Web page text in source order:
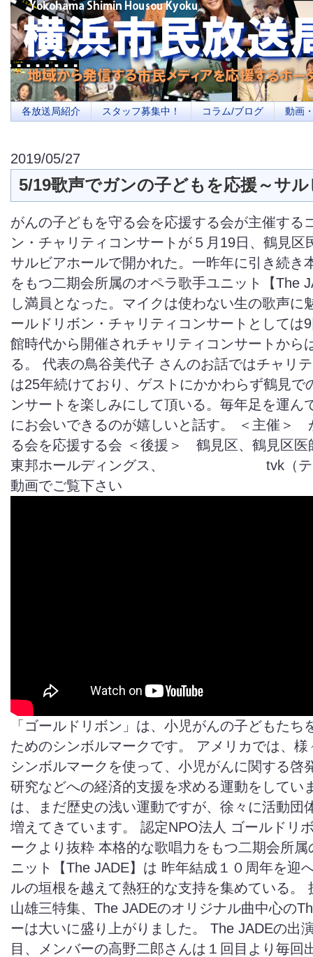
横浜の地域メディア、地域・市民・放送局・メディアを応援するポータルサ
を目指します
各放送局紹介 スタッフ募集中！ コラム/ブログ 動画
2019/05/27
5/19歌声でガンの子どもを応援～サ
がんの子どもを守る会を応援する会が主催する
ン・チャリティコンサートが５月19日、鶴見区
サルビアホールで開かれた。一昨年に引き続き
をもつ二期会所属のオペラ歌手ユニット【The
し満員となった。マイクは使わない生の歌声に
ールドリボン・チャリティコンサートとしては
館時代から開催されチャリティコンサートから
る。 代表の鳥谷美代子 さんのお話ではチャリ
は25年続けており、ゲストにかかわらず鶴見で
ンサートを楽しみにして頂いる。毎年足を運ん
にお会いできるのが嬉しいと話す。 ＜主催＞
る会を応援する会 ＜後援＞ 鶴見区、鶴見区医
東邦ホールディングス、 tvk（テレ
動画でご覧下さい
「ゴールドリボン」は、小児がんの子どもたち
ためのシンボルマークです。 アメリカでは、
シンボルマークを使って、小児がんに関する啓
研究などへの経済的支援を求める運動をしてい
は、まだ歴史の浅い運動ですが、徐々に活動団
増えてきています。 認定NPO法人 ゴールドリ
ークより抜粋 本格的な歌唱力をもつ二期会所
ニット【The JADE】は 昨年結成１０周年を迎
ルの垣根を越えて熱狂的な支持を集めている。
山雄三特集、The JADEのオリジナル曲中心の
ーは大いに盛り上がりました。 The JADEの出
目、メンバーの高野二郎さんは１回目より毎回